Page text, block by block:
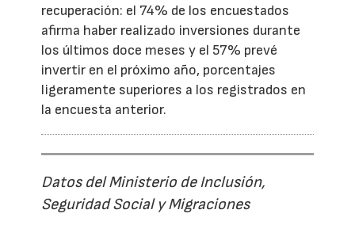
recuperación: el 74% de los encuestados
afirma haber realizado inversiones durante
los últimos doce meses y el 57% prevé
invertir en el próximo año, porcentajes
ligeramente superiores a los registrados en
la encuesta anterior.
Datos del Ministerio de Inclusión,
Seguridad Social y Migraciones